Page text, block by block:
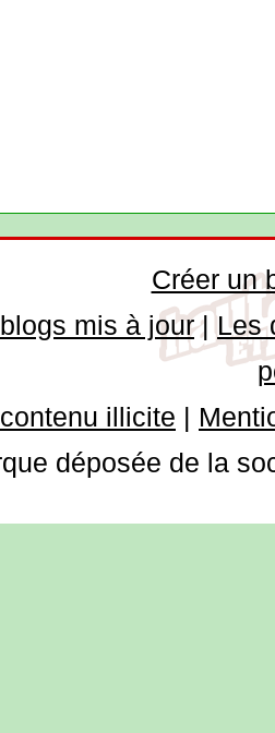
Créer un
mis à jour|Les
illicite |
déposée de la